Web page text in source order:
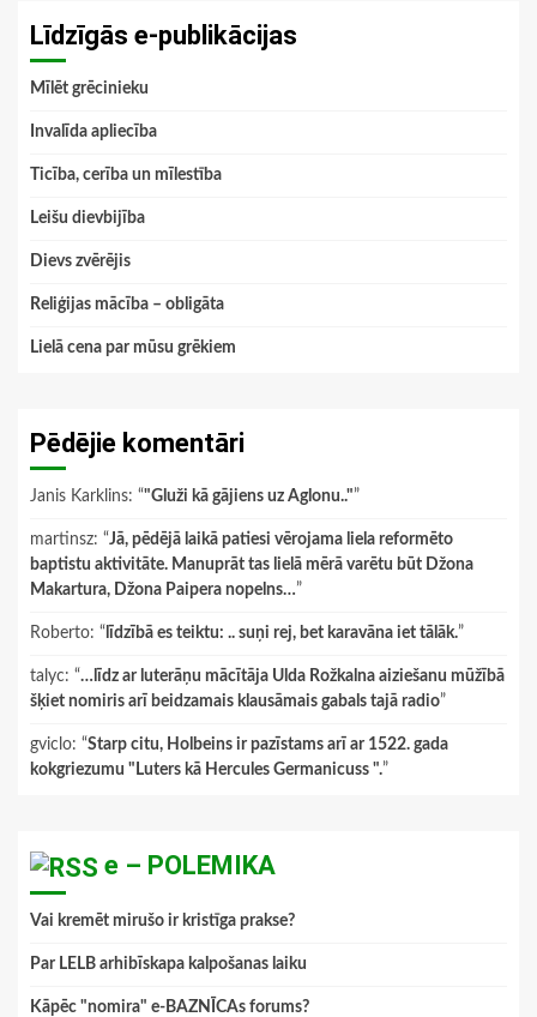
Līdzīgās e-publikācijas
Mīlēt grēcinieku
Invalīda apliecība
Ticība, cerība un mīlestība
Leišu dievbijība
Dievs zvērējis
Reliģijas mācība – obligāta
Lielā cena par mūsu grēkiem
Pēdējie komentāri
Janis Karklins: “"Gluži kā gājiens uz Aglonu.."”
martinsz: “Jā, pēdējā laikā patiesi vērojama liela reformēto
baptistu aktivitāte. Manuprāt tas lielā mērā varētu būt Džona
Makartura, Džona Paipera nopelns…”
Roberto: “ līdzībā es teiktu: .. suņi rej, bet karavāna iet tālāk.”
talyc: “…līdz ar luterāņu mācītāja Ulda Rožkalna aiziešanu mūžībā
šķiet nomiris arī beidzamais klausāmais gabals tajā radio”
gviclo: “Starp citu, Holbeins ir pazīstams arī ar 1522. gada
kokgriezumu "Luters kā Hercules Germanicuss ".”
e – POLEMIKA
Vai kremēt mirušo ir kristīga prakse?
Par LELB arhibīskapa kalpošanas laiku
Kāpēc "nomira" e-BAZNĪCAs forums?